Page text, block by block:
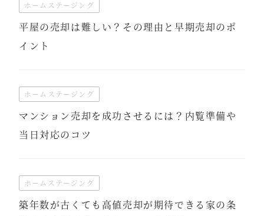
ホームステージング
平屋の売却は難しい？その理由と早期売却のポ
イント
ホームステージング
マンション売却を成功させるには？内覧準備や
当日対応のコツ
ホームステージング
築年数が古くても高値売却が期待できる家の条